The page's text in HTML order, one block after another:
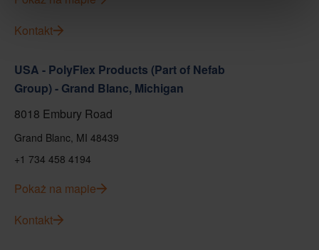
Kontakt
USA - PolyFlex Products (Part of Nefab
Group) - Grand Blanc, Michigan
8018 Embury Road
Grand Blanc, MI 48439
+1 734 458 4194
Pokaż na mapie
Kontakt